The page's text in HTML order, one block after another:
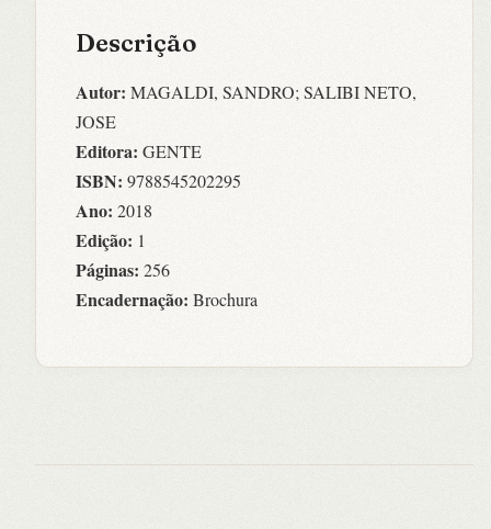
Descrição
Autor: MAGALDI, SANDRO; SALIBI NETO,
JOSE
Editora: GENTE
ISBN: 9788545202295
Ano: 2018
Edição: 1
Páginas: 256
Encadernação: Brochura